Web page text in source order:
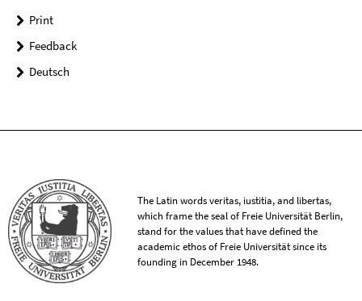
Print
Feedback
Deutsch
The Latin words veritas, iustitia, and libertas,
which frame the seal of Freie Universität Berlin,
stand for the values that have defined the
academic ethos of Freie Universität since its
founding in December 1948.